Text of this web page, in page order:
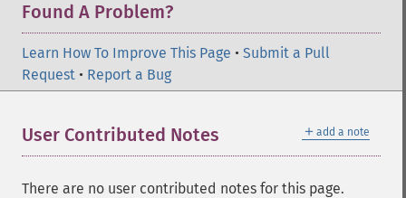
Found A Problem?
Learn How To Improve This Page • Submit a Pull
Request • Report a Bug
＋ add a note
User Contributed Notes
There are no user contributed notes for this page.